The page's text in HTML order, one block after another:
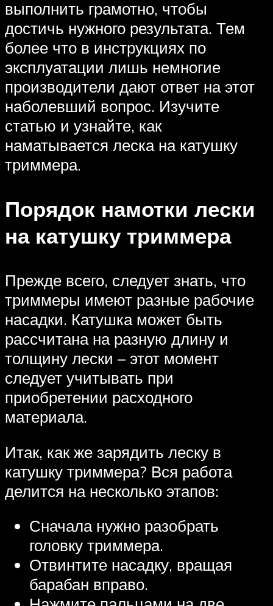
выполнить грамотно, чтобы
достичь нужного результата. Тем
более что в инструкциях по
эксплуатации лишь немногие
производители дают ответ на этот
наболевший вопрос. Изучите
статью и узнайте, как
наматывается леска на катушку
триммера.
Порядок намотки лески
на катушку триммера
Прежде всего, следует знать, что
триммеры имеют разные рабочие
насадки. Катушка может быть
рассчитана на разную длину и
толщину лески – этот момент
следует учитывать при
приобретении расходного
материала.
Итак, как же зарядить леску в
катушку триммера? Вся работа
делится на несколько этапов:
Сначала нужно разобрать
головку триммера.
Отвинтите насадку, вращая
барабан вправо.